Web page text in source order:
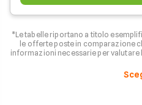
*Le tabelle riportano a titolo
le offerte poste in comparazione
informazioni necessarie per valutare